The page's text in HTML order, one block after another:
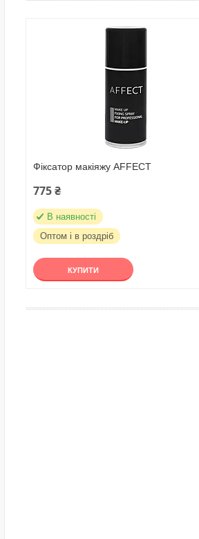
Фіксатор макіяжу AFFECT
775 ₴
В наявності
Оптом і в роздріб
КУПИТИ